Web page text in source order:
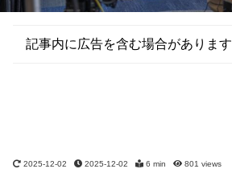
2025-12-02 2025-12-02 6 min 801 views
記事内に広告を含む場合があります